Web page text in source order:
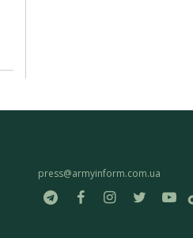
press@armyinform.com.ua